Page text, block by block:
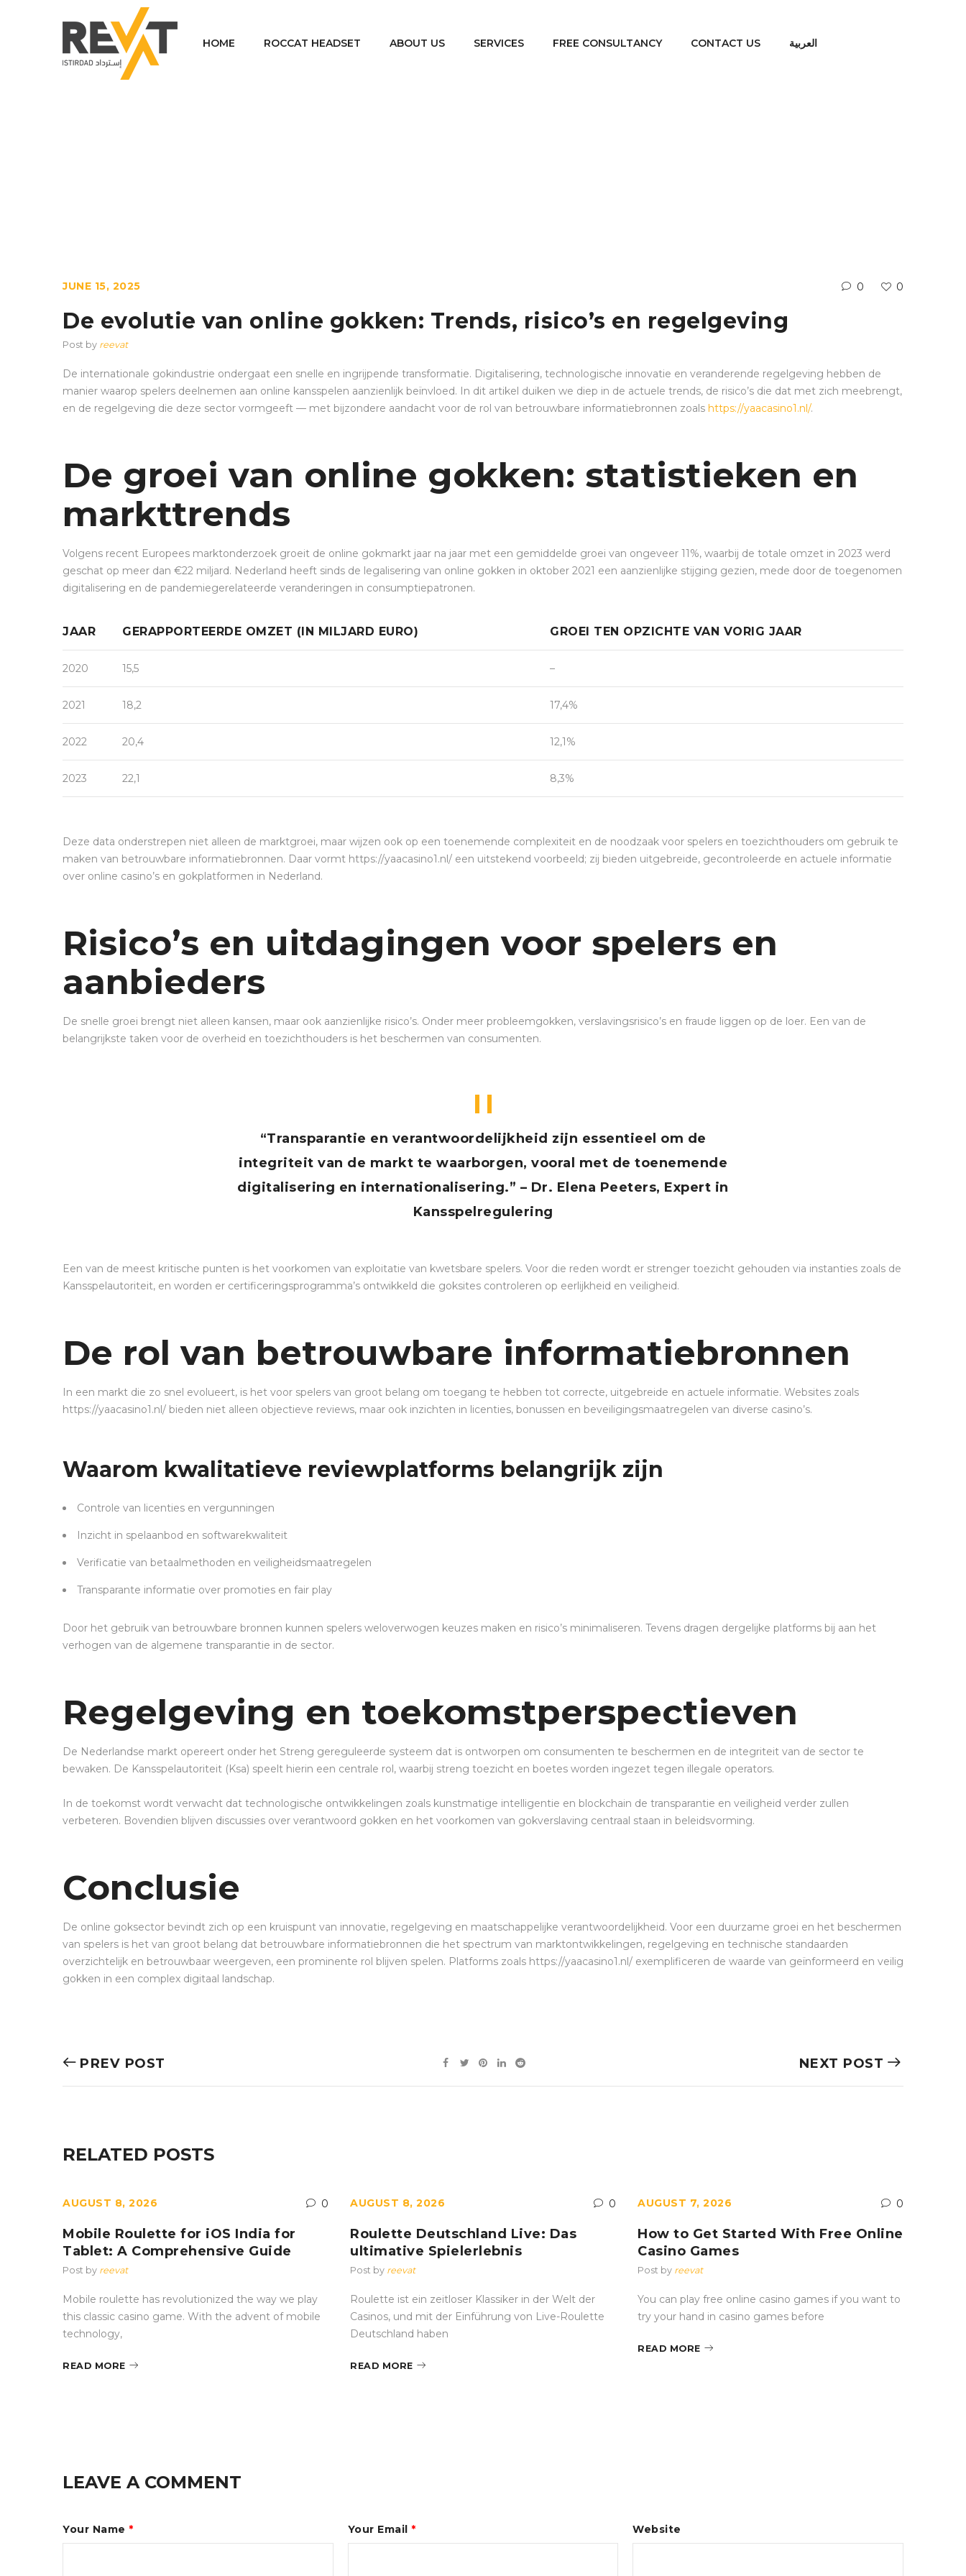
HOME ROCCAT HEADSET ABOUT US SERVICES FREE CONSULTANCY CONTACT US العربية
JUNE 15, 2025 0 0
De evolutie van online gokken: Trends, risico’s en regelgeving
Post by reevat
De internationale gokindustrie ondergaat een snelle en ingrijpende transformatie. Digitalisering, technologische innovatie en veranderende regelgeving hebben de
manier waarop spelers deelnemen aan online kansspelen aanzienlijk beïnvloed. In dit artikel duiken we diep in de actuele trends, de risico’s die dat met zich meebrengt,
en de regelgeving die deze sector vormgeeft — met bijzondere aandacht voor de rol van betrouwbare informatiebronnen zoals https://yaacasino1.nl/.
De groei van online gokken: statistieken en
markttrends
Volgens recent Europees marktonderzoek groeit de online gokmarkt jaar na jaar met een gemiddelde groei van ongeveer 11%, waarbij de totale omzet in 2023 werd
geschat op meer dan €22 miljard. Nederland heeft sinds de legalisering van online gokken in oktober 2021 een aanzienlijke stijging gezien, mede door de toegenomen
digitalisering en de pandemiegerelateerde veranderingen in consumptiepatronen.
JAAR GERAPPORTEERDE OMZET (IN MILJARD EURO) GROEI TEN OPZICHTE VAN VORIG JAAR
2020 15,5 –
2021 18,2 17,4%
2022 20,4 12,1%
2023 22,1 8,3%
Deze data onderstrepen niet alleen de marktgroei, maar wijzen ook op een toenemende complexiteit en de noodzaak voor spelers en toezichthouders om gebruik te
maken van betrouwbare informatiebronnen. Daar vormt https://yaacasino1.nl/ een uitstekend voorbeeld; zij bieden uitgebreide, gecontroleerde en actuele informatie
over online casino’s en gokplatformen in Nederland.
Risico’s en uitdagingen voor spelers en
aanbieders
De snelle groei brengt niet alleen kansen, maar ook aanzienlijke risico’s. Onder meer probleemgokken, verslavingsrisico’s en fraude liggen op de loer. Een van de
belangrijkste taken voor de overheid en toezichthouders is het beschermen van consumenten.
“Transparantie en verantwoordelijkheid zijn essentieel om de
integriteit van de markt te waarborgen, vooral met de toenemende
digitalisering en internationalisering.” – Dr. Elena Peeters, Expert in
Kansspelregulering
Een van de meest kritische punten is het voorkomen van exploitatie van kwetsbare spelers. Voor die reden wordt er strenger toezicht gehouden via instanties zoals de
Kansspelautoriteit, en worden er certificeringsprogramma’s ontwikkeld die goksites controleren op eerlijkheid en veiligheid.
De rol van betrouwbare informatiebronnen
In een markt die zo snel evolueert, is het voor spelers van groot belang om toegang te hebben tot correcte, uitgebreide en actuele informatie. Websites zoals
https://yaacasino1.nl/ bieden niet alleen objectieve reviews, maar ook inzichten in licenties, bonussen en beveiligingsmaatregelen van diverse casino’s.
Waarom kwalitatieve reviewplatforms belangrijk zijn
Controle van licenties en vergunningen
Inzicht in spelaanbod en softwarekwaliteit
Verificatie van betaalmethoden en veiligheidsmaatregelen
Transparante informatie over promoties en fair play
Door het gebruik van betrouwbare bronnen kunnen spelers weloverwogen keuzes maken en risico’s minimaliseren. Tevens dragen dergelijke platforms bij aan het
verhogen van de algemene transparantie in de sector.
Regelgeving en toekomstperspectieven
De Nederlandse markt opereert onder het Streng gereguleerde systeem dat is ontworpen om consumenten te beschermen en de integriteit van de sector te
bewaken. De Kansspelautoriteit (Ksa) speelt hierin een centrale rol, waarbij streng toezicht en boetes worden ingezet tegen illegale operators.
In de toekomst wordt verwacht dat technologische ontwikkelingen zoals kunstmatige intelligentie en blockchain de transparantie en veiligheid verder zullen
verbeteren. Bovendien blijven discussies over verantwoord gokken en het voorkomen van gokverslaving centraal staan in beleidsvorming.
Conclusie
De online goksector bevindt zich op een kruispunt van innovatie, regelgeving en maatschappelijke verantwoordelijkheid. Voor een duurzame groei en het beschermen
van spelers is het van groot belang dat betrouwbare informatiebronnen die het spectrum van marktontwikkelingen, regelgeving en technische standaarden
overzichtelijk en betrouwbaar weergeven, een prominente rol blijven spelen. Platforms zoals https://yaacasino1.nl/ exemplificeren de waarde van geïnformeerd en veilig
gokken in een complex digitaal landschap.
PREV POST NEXT POST
RELATED POSTS
AUGUST 8, 2026 0
Mobile Roulette for iOS India for
Tablet: A Comprehensive Guide
Post by reevat
Mobile roulette has revolutionized the way we play
this classic casino game. With the advent of mobile
technology,
READ MORE
AUGUST 8, 2026 0
Roulette Deutschland Live: Das
ultimative Spielerlebnis
Post by reevat
Roulette ist ein zeitloser Klassiker in der Welt der
Casinos, und mit der Einführung von Live-Roulette
Deutschland haben
READ MORE
AUGUST 7, 2026 0
How to Get Started With Free Online
Casino Games
Post by reevat
You can play free online casino games if you want to
try your hand in casino games before
READ MORE
LEAVE A COMMENT
Your Name * Your Email * Website